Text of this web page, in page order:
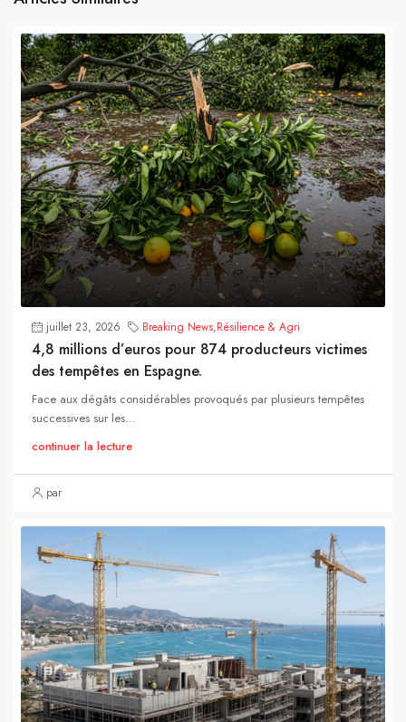
juillet 23, 2026 Breaking News,Résilience & Agri
4,8 millions d’euros pour 874 producteurs victimes
des tempêtes en Espagne.
Face aux dégâts considérables provoqués par plusieurs tempêtes
successives sur les...
continuer la lecture
par